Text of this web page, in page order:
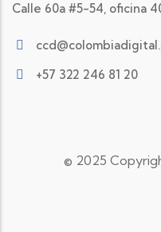
Calle 60a #5-54, oficina
+57 322 246 81 20
© 2025